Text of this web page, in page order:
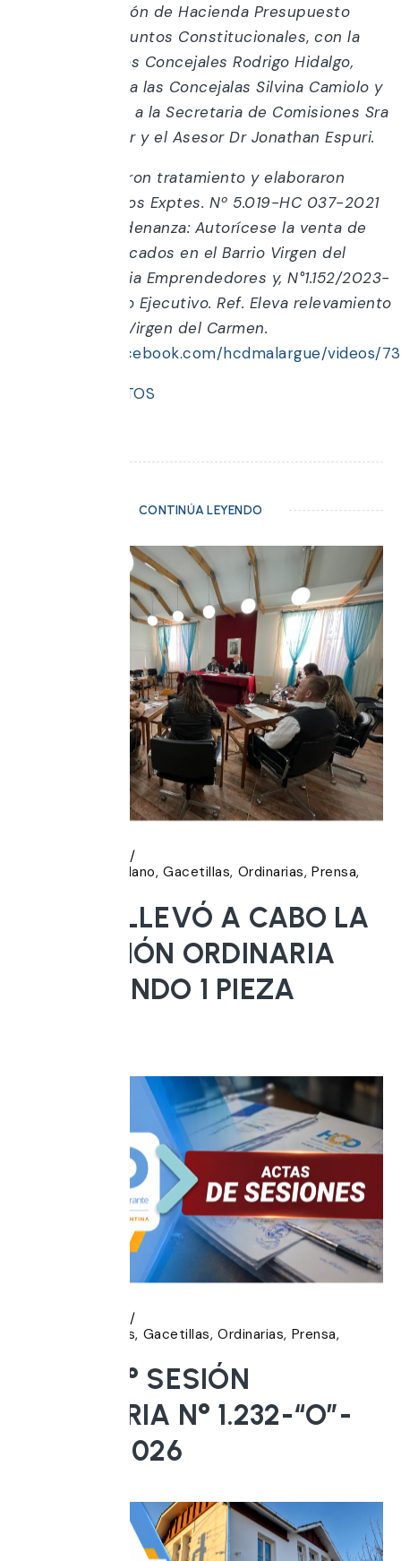
reunió la Comisión de Hacienda Presupuesto
Legislación y Asuntos Constitucionales, con la
Los Concejales Rodrigo Hidalgo,
Francisco Parada las Concejalas Silvina Camiolo y
Paola Rojo junto a la Secretaria de Comisiones Sra
Rosana Scheurer y el Asesor Dr Jonathan Espuri.
Los mismos dieron tratamiento y elaboraron
Despachos de los Exptes. Nº 5.019-HC 037-2021
Proyecto de Ordenanza: Autorícese la venta de
los terrenos ubicados en el Barrio Virgen del
Carmen y Colonia Emprendedores y, N°1.152/2023-
0 Departamento Ejecutivo. Ref. Eleva relevamiento
cartográfico B° Virgen del Carmen.
https://www.facebook.com/hcdmalargue/videos/
GALERÍA DE FOTOS
CONTINÚA LEYENDO
Banca del Ciudadano Gacetillas Ordinarias Prensa
EL HCD LLEVÓ A CABO LA
20° SESIÓN ORDINARIA
APROBANDO 1 PIEZA
Acta de Sesiones Gacetillas Ordinarias Prensa
ACTA 19° SESIÓN
ORDINARIA N° 1.232-“O”-
30/07/2.026